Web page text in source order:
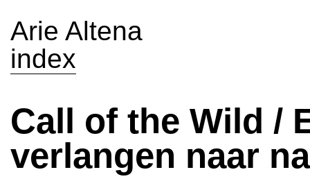
Arie Altena
index
Call of the Wild /
verlangen naar